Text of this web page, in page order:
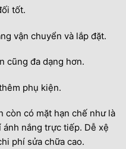
tốt.
vận chuyển và lắp đặt.
cũng đa dạng hơn.
phụ kiện.
còn có mặt hạn chế như là
nắng trực tiếp. Dễ xệ
phí sửa chữa cao.